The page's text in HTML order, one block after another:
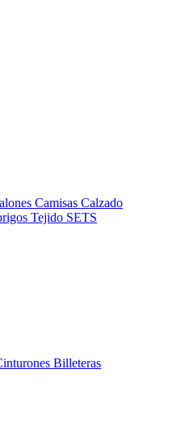
Camisas Calzado
Tejido SETS
Billeteras